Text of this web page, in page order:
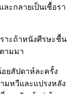
ะกลายเป็นเชื้อรา
าะถ้าหนังศีรษะชื้น
ามมา
ยสัปดาห์ละครั้ง
มหวีและแปรงหลัง